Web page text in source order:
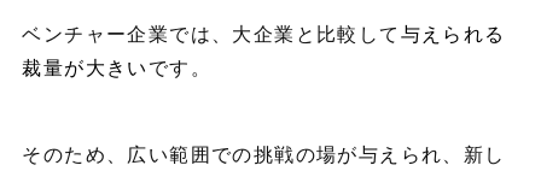
ベンチャー企業では、大企業と比較して与えられる
裁量が大きいです。
そのため、広い範囲での挑戦の場が与えられ、新し